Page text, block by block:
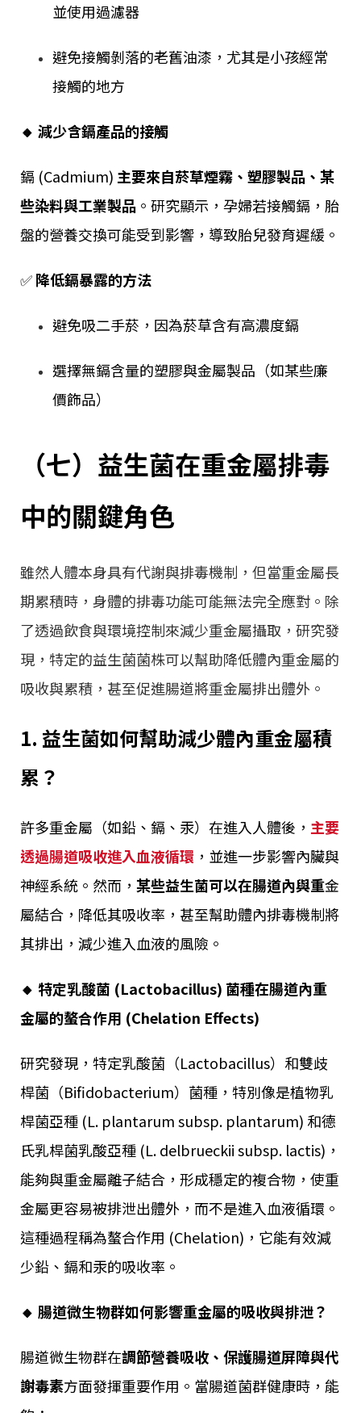
並使用過濾器
避免接觸剝落的老舊油漆，尤其是小孩經常
接觸的地方
🔸 減少含鎘產品的接觸
鎘 (Cadmium) 主要來自菸草煙霧、塑膠製品、某
些染料與工業製品 。研究顯示，孕婦若接觸鎘，胎
盤的營養交換可能受到影響，導致胎兒發育遲緩。
✅降低鎘暴露的方法
避免吸二手菸，因為菸草含有高濃度鎘
選擇無鎘含量的塑膠與金屬製品（如某些廉
價飾品）
（七）益生菌在重金屬排毒
中的關鍵角色
雖然人體本身具有代謝與排毒機制，但當重金屬長
期累積時，身體的排毒功能可能無法完全應對。除
了透過飲食與環境控制來減少重金屬攝取，研究發
現，特定的益生菌菌株可以幫助降低體內重金屬的
吸收與累積，甚至促進腸道將重金屬排出體外。
1. 益生菌如何幫助減少體內重金屬積
累？
許多重金屬（如鉛、鎘、汞）在進入人體後， 主要
透過腸道吸收進入血液循環 ，並進一步影響內臟與
神經系統。然而， 某些益生菌可以在腸道內與重金
屬結合，降低其吸收率，甚至幫助體內排毒機制將
其排出，減少進入血液的風險。
🔸 特定乳酸菌 (Lactobacillus) 菌種在腸道內重
金屬的螯合作用 (Chelation Effects)
研究發現，特定乳酸菌（Lactobacillus）和雙歧
桿菌（Bifidobacterium）菌種，特別像是植物乳
桿菌亞種 (L. plantarum subsp. plantarum) 和德
氏乳桿菌乳酸亞種 (L. delbrueckii subsp. lactis)，
能夠與重金屬離子結合，形成穩定的複合物，使重
金屬更容易被排泄出體外，而不是進入血液循環。
這種過程稱為螯合作用 (Chelation)，它能有效減
少鉛、鎘和汞的吸收率。
🔸 腸道微生物群如何影響重金屬的吸收與排泄？
腸道微生物群在調節營養吸收、保護腸道屏障與代
謝毒素方面發揮重要作用。當腸道菌群健康時，能